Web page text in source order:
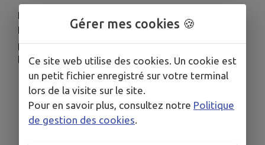
Pour toutes questions, n'hésitez pas à contacter
France services La Gare au 02.54.80.85.80
pour vous accompagner dans la démarche si
besoin.
Télécharger la pièce jointe
Gérer mes cookies 🍪
Ce site web utilise des cookies. Un cookie est
un petit fichier enregistré sur votre terminal
lors de la visite sur le site.
Pour en savoir plus, consultez notre Politique
de gestion des cookies.